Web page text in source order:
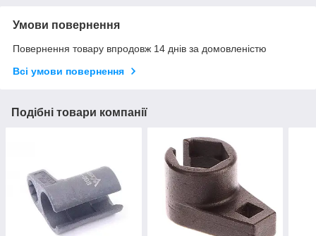
Умови повернення
Повернення товару впродовж 14 днів за домовленістю
Всі умови повернення
Подібні товари компанії